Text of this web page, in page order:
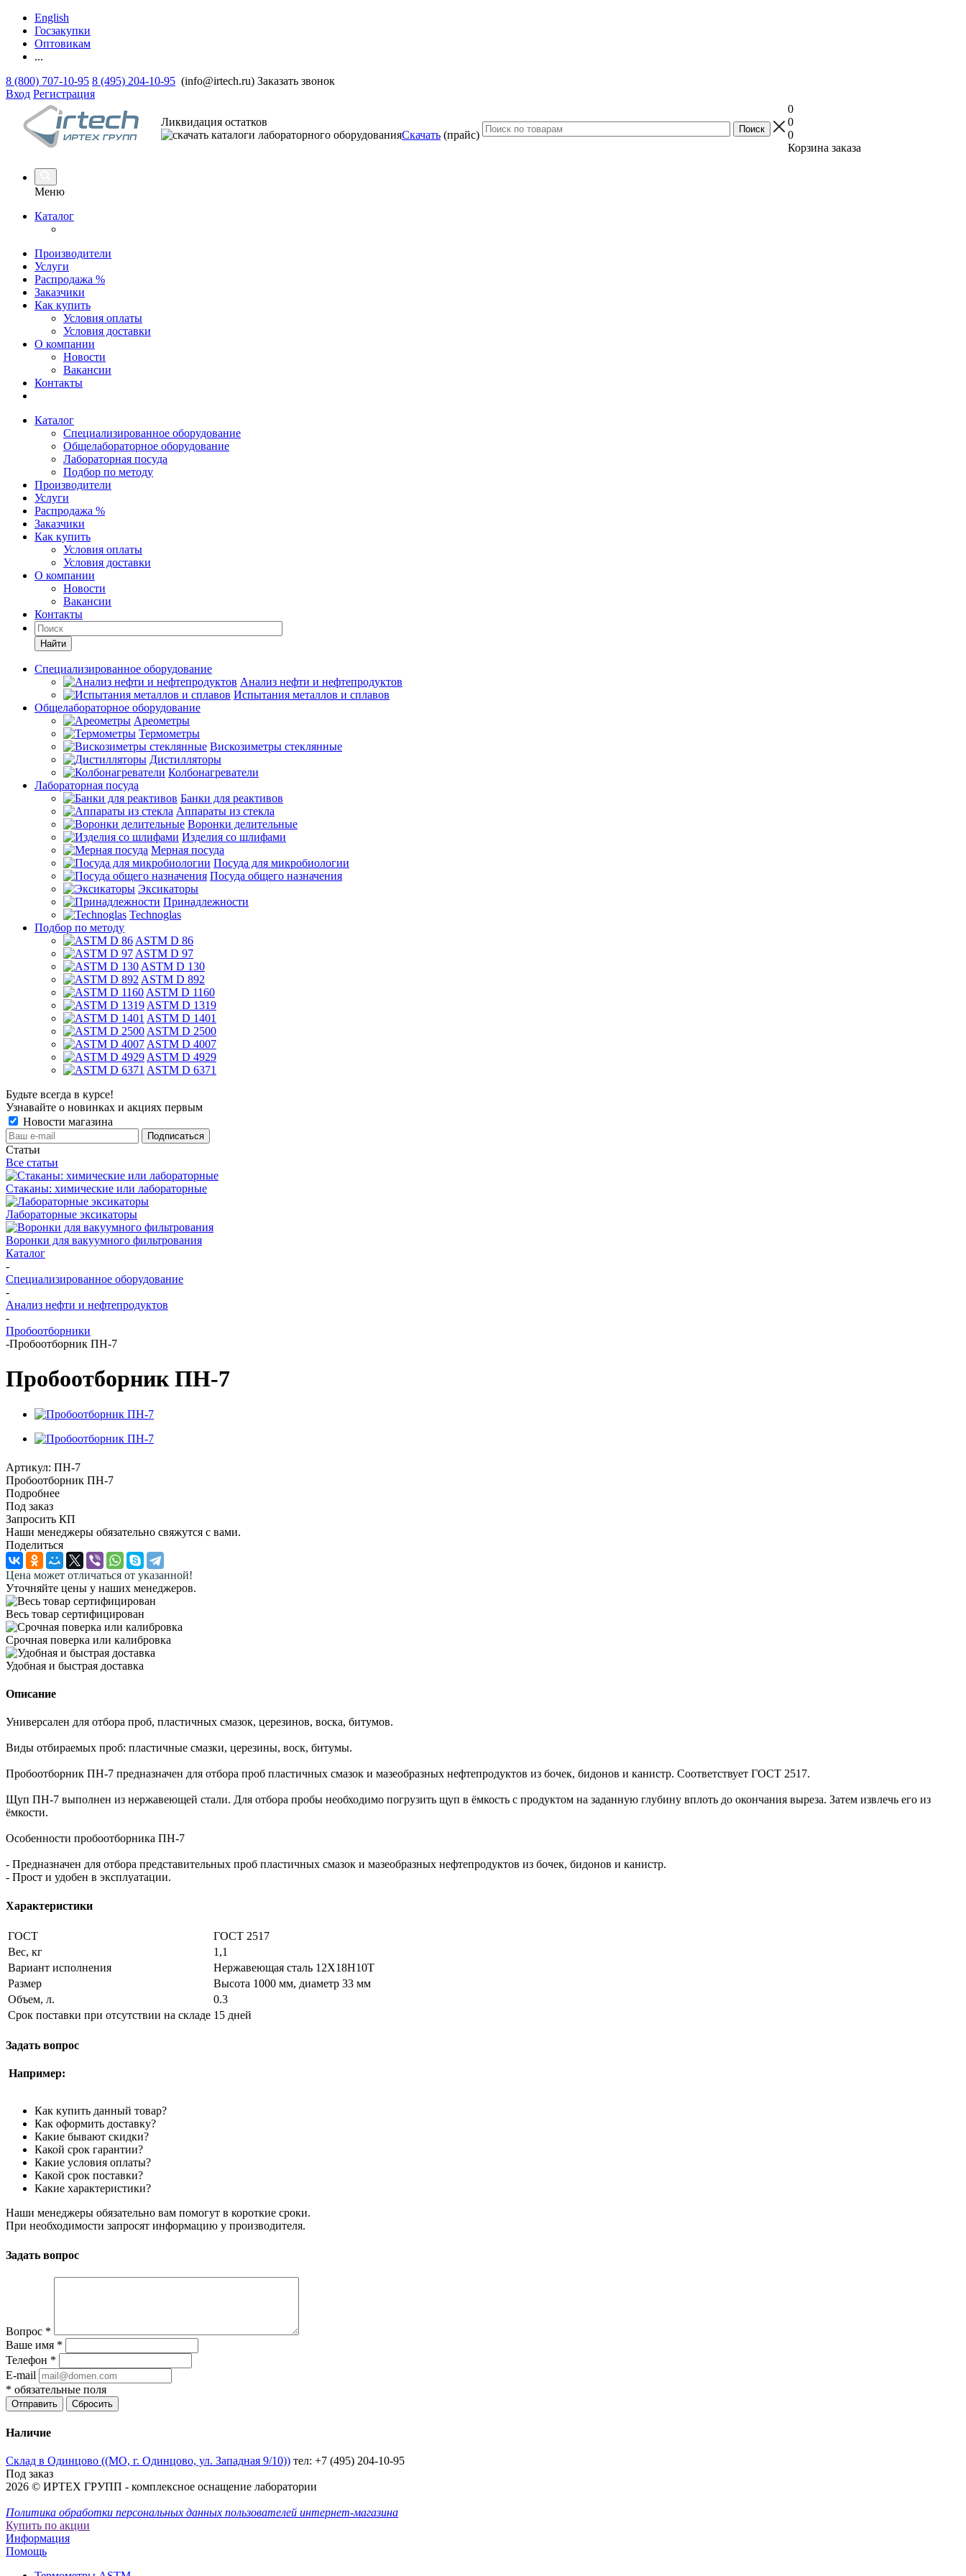
English
Госзакупки
Оптовикам
...
8 (800) 707-10-95 8 (495) 204-10-95 (info@irtech.ru) Заказать звонок
Вход Регистрация
Ликвидация остатков
Скачать (прайс)
0
0
0
Корзина заказа
Меню
Каталог
Производители
Услуги
Распродажа %
Заказчики
Как купить
Условия оплаты
Условия доставки
О компании
Новости
Вакансии
Контакты
Каталог
Специализированное оборудование
Общелабораторное оборудование
Лабораторная посуда
Подбор по методу
Производители
Услуги
Распродажа %
Заказчики
Как купить
Условия оплаты
Условия доставки
О компании
Новости
Вакансии
Контакты
Найти
Специализированное оборудование
Анализ нефти и нефтепродуктов
Испытания металлов и сплавов
Общелабораторное оборудование
Ареометры
Термометры
Вискозиметры стеклянные
Дистилляторы
Колбонагреватели
Лабораторная посуда
Банки для реактивов
Аппараты из стекла
Воронки делительные
Изделия со шлифами
Мерная посуда
Посуда для микробиологии
Посуда общего назначения
Эксикаторы
Принадлежности
Technoglas
Подбор по методу
ASTM D 86
ASTM D 97
ASTM D 130
ASTM D 892
ASTM D 1160
ASTM D 1319
ASTM D 1401
ASTM D 2500
ASTM D 4007
ASTM D 4929
ASTM D 6371
Будьте всегда в курсе!
Узнавайте о новинках и акциях первым
Новости магазина
Статьи
Все статьи
Стаканы: химические или лабораторные
Лабораторные эксикаторы
Воронки для вакуумного фильтрования
Каталог
-
Специализированное оборудование
-
Анализ нефти и нефтепродуктов
-
Пробоотборники
-Пробоотборник ПН-7
Пробоотборник ПН-7
Артикул: ПН-7
Пробоотборник ПН-7
Подробнее
Под заказ
Запросить КП
Наши менеджеры обязательно свяжутся с вами.
Поделиться
Цена может отличаться от указанной!
Уточняйте цены у наших менеджеров.
Весь товар сертифицирован
Срочная поверка или калибровка
Удобная и быстрая доставка
Описание
Универсален для отбора проб, пластичных смазок, церезинов, воска, битумов.
Виды отбираемых проб: пластичные смазки, церезины, воск, битумы.
Пробоотборник ПН-7 предназначен для отбора проб пластичных смазок и мазеобразных нефтепродуктов из бочек, бидонов и канистр. Соответствует ГОСТ 2517.
Щуп ПН-7 выполнен из нержавеющей стали. Для отбора пробы необходимо погрузить щуп в ёмкость с продуктом на заданную глубину вплоть до окончания выреза. Затем извлечь его из
ёмкости.
Особенности пробоотборника ПН-7
- Предназначен для отбора представительных проб пластичных смазок и мазеобразных нефтепродуктов из бочек, бидонов и канистр.
- Прост и удобен в эксплуатации.
Характеристики
ГОСТ
ГОСТ 2517
Вес, кг
1,1
Вариант исполнения
Нержавеющая сталь 12Х18Н10Т
Размер
Высота 1000 мм, диаметр 33 мм
Объем, л.
0.3
Срок поставки при отсутствии на складе 15 дней
Задать вопрос
Например:
Как купить данный товар?
Как оформить доставку?
Какие бывают скидки?
Какой срок гарантии?
Какие условия оплаты?
Какой срок поставки?
Какие характеристики?
Наши менеджеры обязательно вам помогут в короткие сроки.
При необходимости запросят информацию у производителя.
Задать вопрос
Вопрос *
Ваше имя *
Телефон *
E-mail
* обязательные поля
Отправить Сбросить
Наличие
Склад в Одинцово ((МО, г. Одинцово, ул. Западная 9/10)) тел: +7 (495) 204-10-95
Под заказ
2026 © ИРТЕХ ГРУПП - комплексное оснащение лаборатории
Политика обработки персональных данных пользователей интернет-магазина
Купить по акции
Информация
Помощь